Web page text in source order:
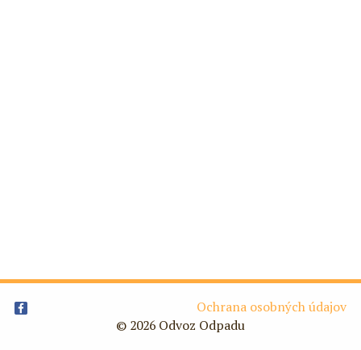
Ochrana osobných údajov
© 2026 Odvoz Odpadu